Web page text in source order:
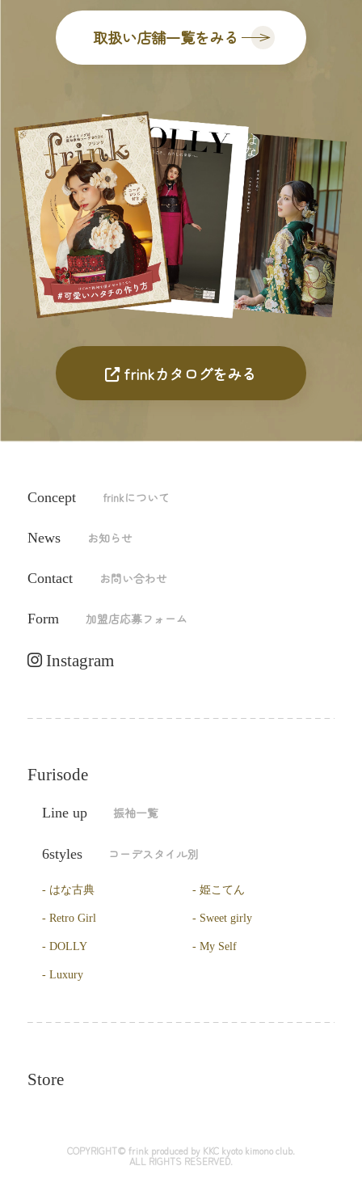
取扱い店舗一覧をみる
frinkカタログをみる
Concept frinkについて
News お知らせ
Contact お問い合わせ
Form 加盟店応募フォーム
Instagram
Furisode
Line up 振袖一覧
6styles コーデスタイル別
はな古典 姫こてん
Retro Girl Sweet girly
DOLLY My Self
Luxury
Store
COPYRIGHT© frink produced by KKC kyoto kimono club.
ALL RIGHTS RESERVED.